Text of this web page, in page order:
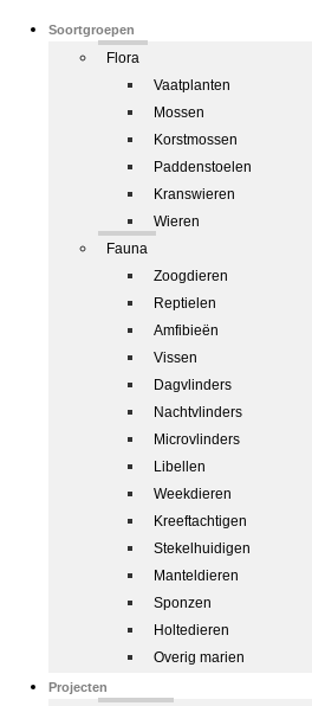
Soortgroepen
Flora
Vaatplanten
Mossen
Korstmossen
Paddenstoelen
Kranswieren
Wieren
Fauna
Zoogdieren
Reptielen
Amfibieën
Vissen
Dagvlinders
Nachtvlinders
Microvlinders
Libellen
Weekdieren
Kreeftachtigen
Stekelhuidigen
Manteldieren
Sponzen
Holtedieren
Overig marien
Projecten